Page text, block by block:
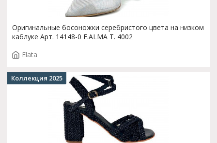
Оригинальные босоножки серебристого цвета на низком
каблуке Арт. 14148-0 F.ALMA T. 4002
Elata
Коллекция 2025